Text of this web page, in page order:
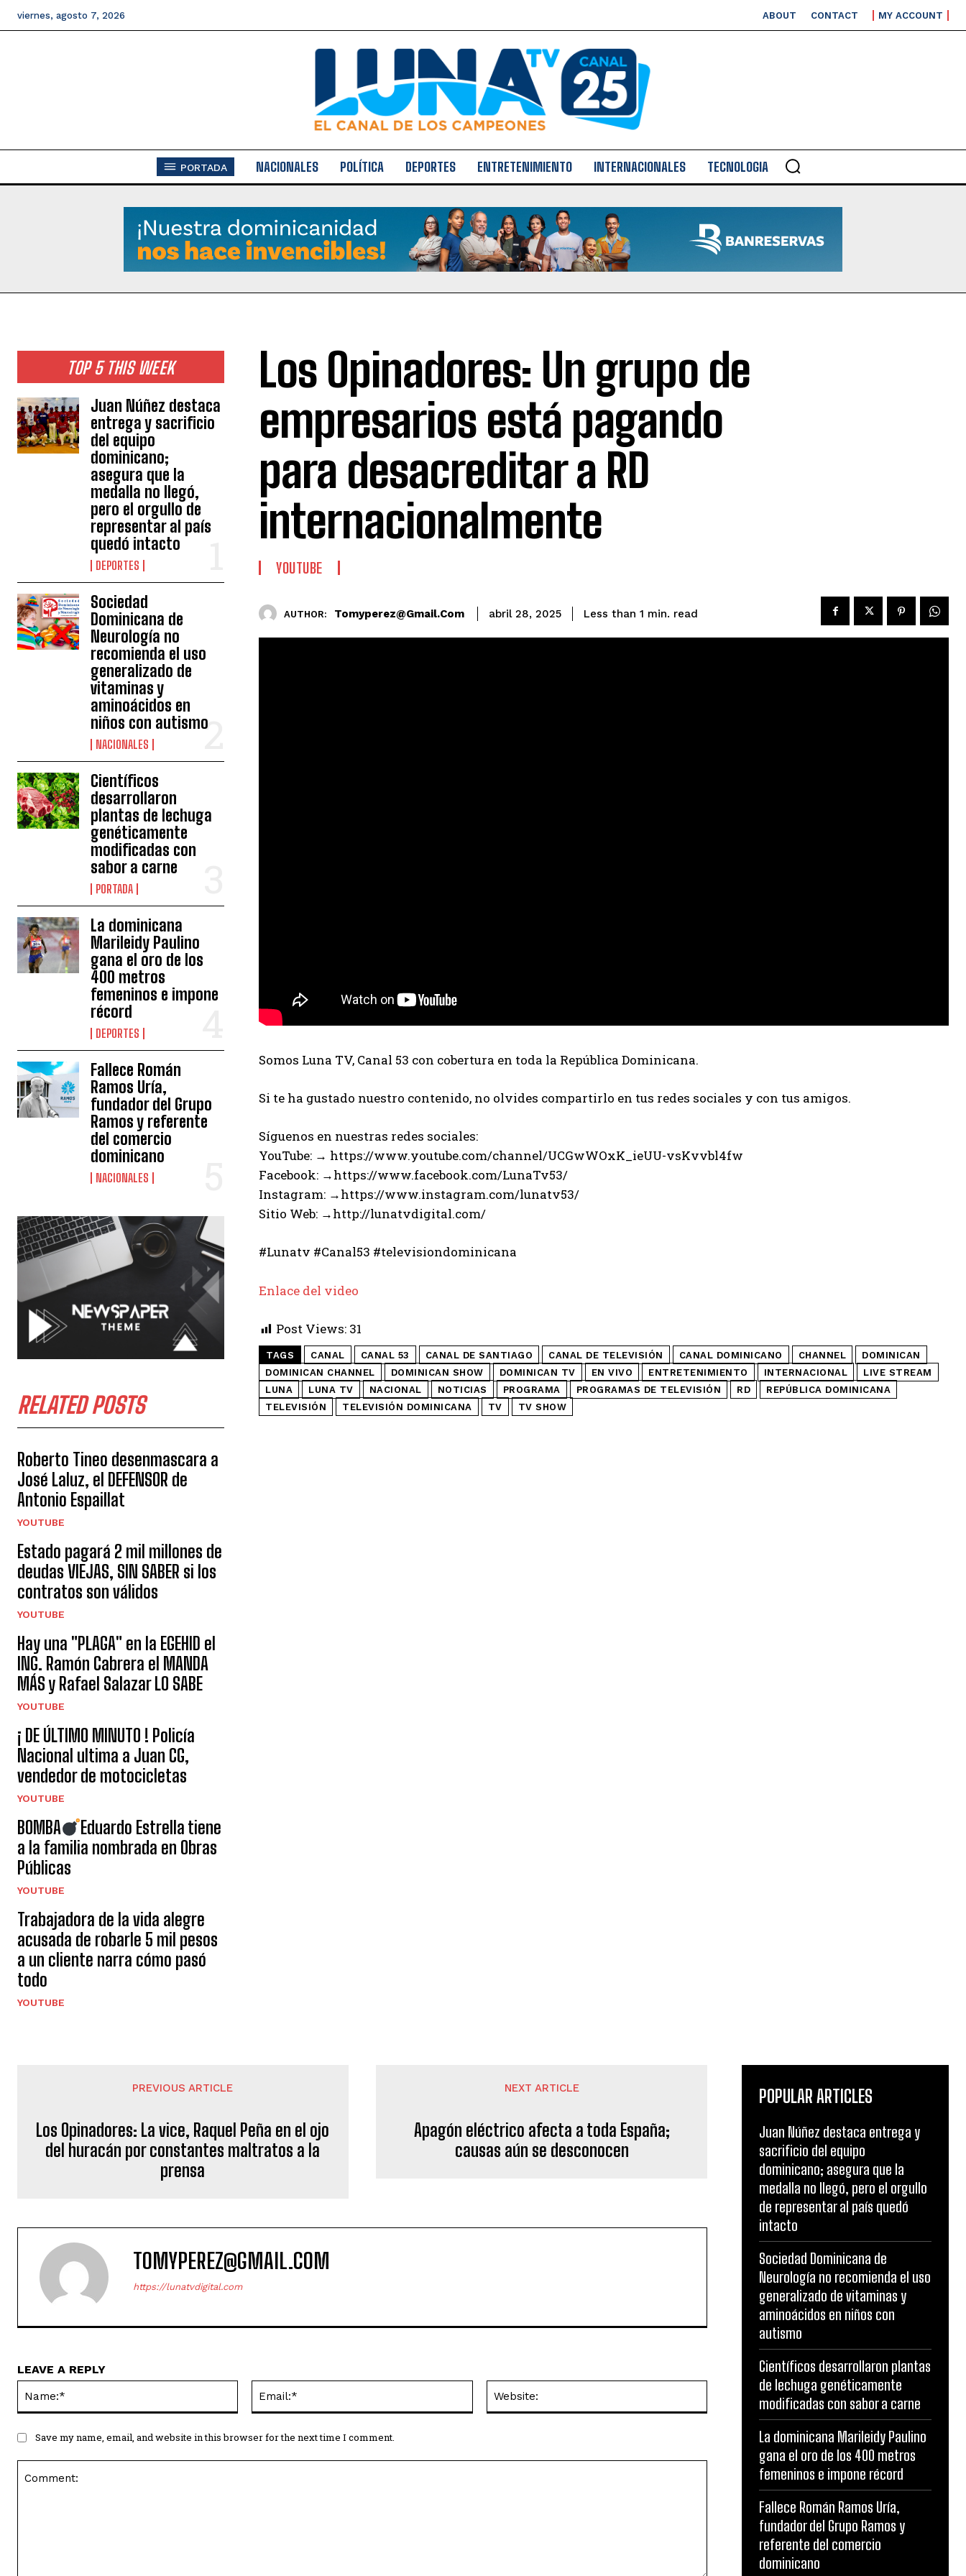
viernes, agosto 7, 2026 ABOUT CONTACT MY ACCOUNT
PORTADA NACIONALES POLÍTICA DEPORTES ENTRETENIMIENTO INTERNACIONALES TECNOLOGIA
TOP 5 THIS WEEK
Juan Núñez destaca
entrega y sacrificio
del equipo
dominicano;
asegura que la
medalla no llegó,
pero el orgullo de
representar al país
quedó intacto
DEPORTES
Sociedad
Dominicana de
Neurología no
recomienda el uso
generalizado de
vitaminas y
aminoácidos en
niños con autismo
NACIONALES
Científicos
desarrollaron
plantas de lechuga
genéticamente
modificadas con
sabor a carne
PORTADA
La dominicana
Marileidy Paulino
gana el oro de los
400 metros
femeninos e impone
récord
DEPORTES
Fallece Román
Ramos Uría,
fundador del Grupo
Ramos y referente
del comercio
dominicano
NACIONALES
RELATED POSTS
Roberto Tineo desenmascara a
José Laluz, el DEFENSOR de
Antonio Espaillat
YOUTUBE
Estado pagará 2 mil millones de
deudas VIEJAS, SIN SABER si los
contratos son válidos
YOUTUBE
Hay una "PLAGA" en la EGEHID el
ING. Ramón Cabrera el MANDA
MÁS y Rafael Salazar LO SABE
YOUTUBE
¡ DE ÚLTIMO MINUTO ! Policía
Nacional ultima a Juan CG,
vendedor de motocicletas
YOUTUBE
BOMBA
Eduardo Estrella tiene
a la familia nombrada en Obras
Públicas
YOUTUBE
Trabajadora de la vida alegre
acusada de robarle 5 mil pesos
a un cliente narra cómo pasó
todo
YOUTUBE
Los Opinadores: Un grupo de
empresarios está pagando
para desacreditar a RD
internacionalmente
YOUTUBE
AUTHOR: Tomyperez@gmail.com abril 28, 2025 Less than 1 min. read
Somos Luna TV, Canal 53 con cobertura en toda la República Dominicana.
Si te ha gustado nuestro contenido, no olvides compartirlo en tus redes sociales y con tus amigos.
Síguenos en nuestras redes sociales:
YouTube: → https://www.youtube.com/channel/UCGwWOxK_ieUU-vsKvvbl4fw
Facebook: →https://www.facebook.com/LunaTv53/
Instagram: →https://www.instagram.com/lunatv53/
Sitio Web: →http://lunatvdigital.com/
#Lunatv #Canal53 #televisiondominicana
Enlace del video
Post Views: 31
TAGS CANAL CANAL 53 CANAL DE SANTIAGO CANAL DE TELEVISIÓN CANAL DOMINICANO CHANNEL
DOMINICAN
DOMINICAN CHANNEL
DOMINICAN SHOW DOMINICAN TV EN VIVO ENTRETENIMIENTO INTERNACIONAL
LIVE STREAM
LUNA
LUNA TV NACIONAL NOTICIAS PROGRAMA PROGRAMAS DE TELEVISIÓN RD
REPÚBLICA DOMINICANA
TELEVISIÓN
TELEVISIÓN DOMINICANA TV TV SHOW
PREVIOUS ARTICLE
Los Opinadores: La vice, Raquel Peña en el ojo
del huracán por constantes maltratos a la
prensa
NEXT ARTICLE
Apagón eléctrico afecta a toda España;
causas aún se desconocen
TOMYPEREZ@GMAIL.COM
https://lunatvdigital.com
LEAVE A REPLY
Save my name, email, and website in this browser for the next time I comment.
POPULAR ARTICLES
Juan Núñez destaca entrega y
sacrificio del equipo
dominicano; asegura que la
medalla no llegó, pero el orgullo
de representar al país quedó
intacto
Sociedad Dominicana de
Neurología no recomienda el uso
generalizado de vitaminas y
aminoácidos en niños con
autismo
Científicos desarrollaron plantas
de lechuga genéticamente
modificadas con sabor a carne
La dominicana Marileidy Paulino
gana el oro de los 400 metros
femeninos e impone récord
Fallece Román Ramos Uría,
fundador del Grupo Ramos y
referente del comercio
dominicano